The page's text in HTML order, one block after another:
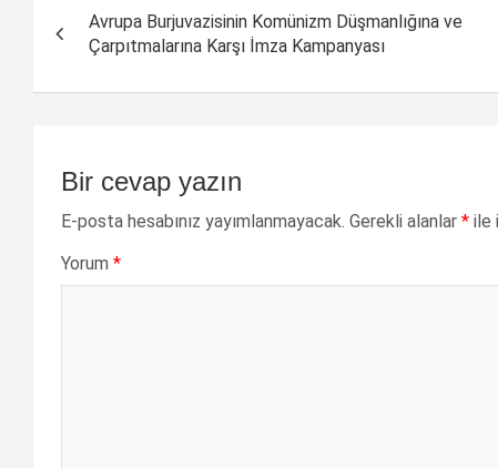
dolaşımı
Avrupa Burjuvazisinin Komünizm Düşmanlığına ve
Çarpıtmalarına Karşı İmza Kampanyası
Bir cevap yazın
E-posta hesabınız yayımlanmayacak. Gerekli alanlar * ile
Yorum *